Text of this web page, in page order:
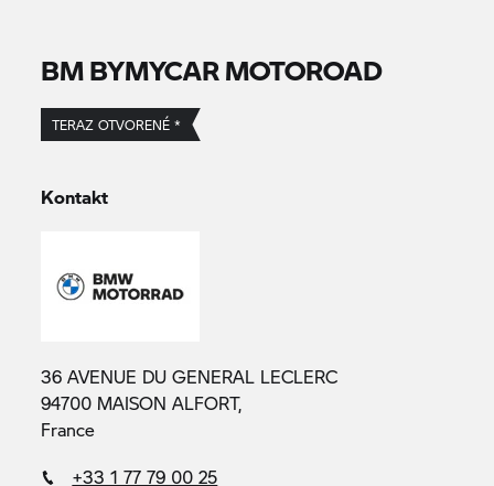
BM BYMYCAR MOTOROAD
TERAZ OTVORENÉ *
Kontakt
36 AVENUE DU GENERAL LECLERC
94700 MAISON ALFORT,
France
+33 1 77 79 00 25